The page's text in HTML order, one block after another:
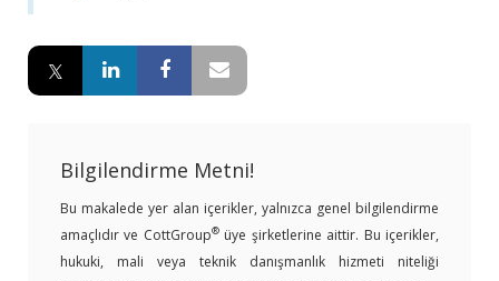
Bilgilendirme Metni!
Bu makalede yer alan içerikler, yalnızca genel bilgilendirme
amaçlıdır ve CottGroup®üye şirketlerine aittir. Bu içerikler,
hukuki, mali veya teknik danışmanlık hizmeti niteliği